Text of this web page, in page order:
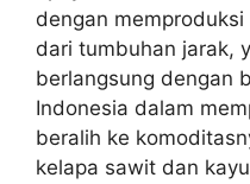
dengan
dari tumbuhan jarak,
berlangsung dengan
Indonesia dalam
beralih ke
kelapa sawit dan